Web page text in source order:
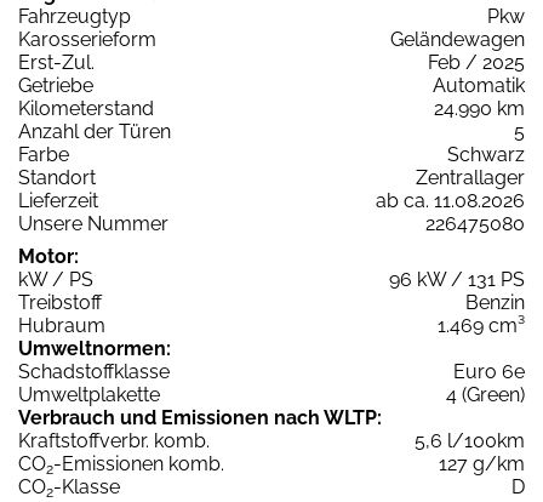
Fahrzeugtyp
Pkw
Karosserieform
Geländewagen
Erst-Zul.
Feb / 2025
Getriebe
Automatik
Kilometerstand
24.990 km
Anzahl der Türen
5
Farbe
Schwarz
Standort
Zentrallager
Lieferzeit
ab ca. 11.08.2026
Unsere Nummer
226475080
Motor:
kW / PS
96 kW / 131 PS
Treibstoff
Benzin
Hubraum
1.469 cm³
Umweltnormen:
Schadstoffklasse
Euro 6e
Umweltplakette
4 (Green)
Verbrauch und Emissionen nach WLTP:
Kraftstoffverbr. komb.
5,6 l/100km
CO2-Emissionen komb.
127 g/km
CO2-Klasse
D